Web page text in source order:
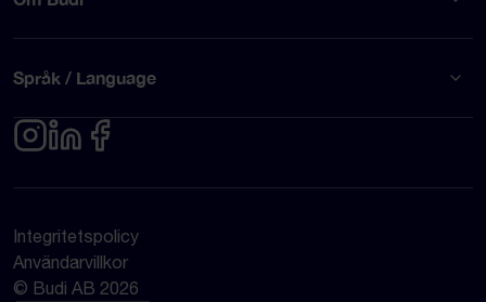
Språk / Language
Integritetspolicy
Användarvillkor
© Budi AB 2026